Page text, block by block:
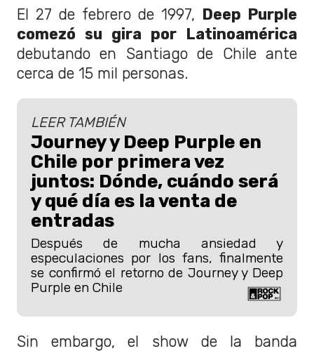
El 27 de febrero de 1997, Deep Purple
comezó su gira por Latinoamérica
debutando en Santiago de Chile ante
cerca de 15 mil personas.
LEER TAMBIÉN
Journey y Deep Purple en
Chile por primera vez
juntos: Dónde, cuándo será
y qué día es la venta de
entradas
Después de mucha ansiedad y
especulaciones por los fans, finalmente
se confirmó el retorno de Journey y Deep
Purple en Chile
Sin embargo, el show de la banda